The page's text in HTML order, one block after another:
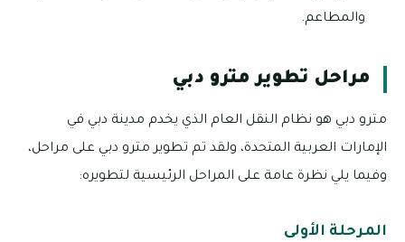
والمطاعم.
مراحل تطوير مترو دبي
مترو دبي هو نظام النقل العام الذي يخدم مدينة دبي في
الإمارات العربية المتحدة، ولقد تم تطوير مترو دبي على مراحل،
وفيما يلي نظرة عامة على المراحل الرئيسية لتطويره:
المرحلة الأولى